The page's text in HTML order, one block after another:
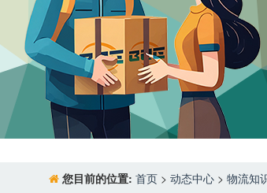
您目前的位置: 首页 > 动态中心 > 物流知